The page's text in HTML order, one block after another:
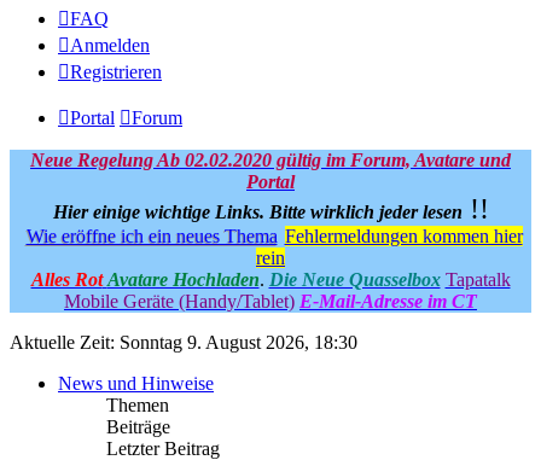
FAQ
Anmelden
Registrieren
Portal Forum
Neue Regelung Ab 02.02.2020 gültig im Forum, Avatare und
Portal
Hier einige wichtige Links. Bitte wirklich jeder lesen !!
Wie eröffne ich ein neues Thema Fehlermeldungen kommen hier
rein
Alles Rot Avatare Hochladen. Die Neue Quasselbox Tapatalk
Mobile Geräte (Handy/Tablet) E-Mail-Adresse im CT
Aktuelle Zeit: Sonntag 9. August 2026, 18:30
News und Hinweise
Themen
Beiträge
Letzter Beitrag